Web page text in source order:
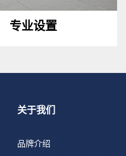
专业设置
关于我们
品牌介绍